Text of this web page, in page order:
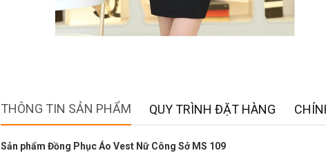
THÔNG TIN SẢN PHẨM QUY TRÌNH ĐẶT HÀNG
Sản phẩm Đồng Phục Áo Vest Nữ Công Sở MS 109